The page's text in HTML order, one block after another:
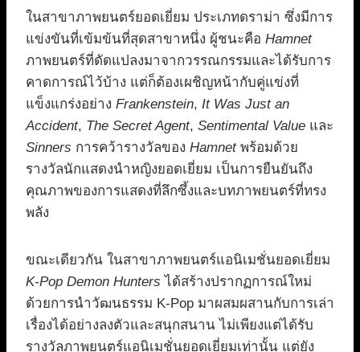
ในสาขาภาพยนตร์ยอดเยี่ยม ประเภทดราม่า ซึ่งมีการ
แข่งขันที่เข้มข้นที่สุดสาขาหนึ่ง ผู้ชนะคือ Hamnet
ภาพยนตร์ที่ดัดแปลงมาจากวรรณกรรมและได้รับการ
คาดการณ์ไว้บ้าง แต่ก็ต้องเผชิญหน้ากับคู่แข่งที่
แข็งแกร่งอย่าง Frankenstein, It Was Just an
Accident, The Secret Agent, Sentimental Value และ
Sinners การคว้ารางวัลของ Hamnetพร้อมด้วย
รางวัลนักแสดงนำหญิงยอดเยี่ยม เป็นการยืนยันถึง
คุณภาพของการแสดงที่ลึกซึ้งและบทภาพยนตร์ที่ทรง
พลัง
ขณะเดียวกัน ในสาขาภาพยนตร์แอนิเมชั่นยอดเยี่ยม
K-Pop Demon Hunters ได้สร้างปรากฏการณ์ใหม่
ด้วยการนำวัฒนธรรม K-Pop มาผสมผสานกับการเล่า
เรื่องได้อย่างลงตัวและสนุกสนาน ไม่เพียงแต่ได้รับ
รางวัลภาพยนตร์แอนิเมชั่นยอดเยี่ยมเท่านั้น แต่ยัง